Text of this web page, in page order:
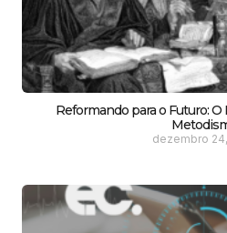
Reformando para o Futuro:
dezembro